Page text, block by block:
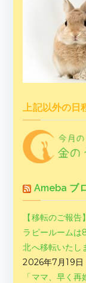
上記以外の日
Ameba ブ
【移転のご報
ラピールームは
北へ移転いたし
2026年7月19日
「ママ、早く